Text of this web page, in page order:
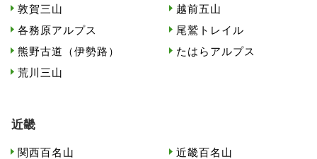
敦賀三山
越前五山
各務原アルプス
尾鷲トレイル
熊野古道（伊勢路）
たはらアルプス
荒川三山
近畿
関西百名山
近畿百名山